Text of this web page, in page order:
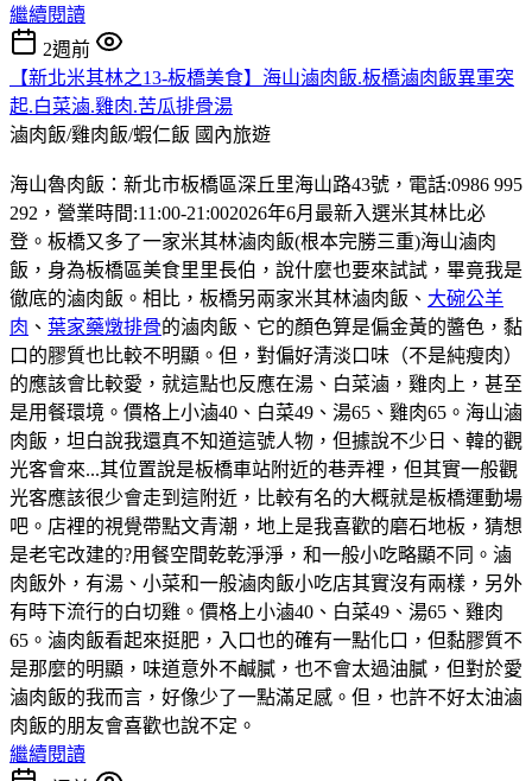
繼續閱讀
2週前
【新北米其林之13-板橋美食】海山滷肉飯.板橋滷肉飯異軍突
起.白菜滷.雞肉.苦瓜排骨湯
滷肉飯/雞肉飯/蝦仁飯 國內旅遊
海山魯肉飯：新北市板橋區深丘里海山路43號，電話:0986 995
292，營業時間:11:00-21:002026年6月最新入選米其林比必
登。板橋又多了一家米其林滷肉飯(根本完勝三重)海山滷肉
飯，身為板橋區美食里里長伯，說什麼也要來試試，畢竟我是
徹底的滷肉飯。相比，板橋另兩家米其林滷肉飯、 大碗公羊
肉 、 葉家藥燉排骨的滷肉飯、它的顏色算是偏金黃的醬色，黏
口的膠質也比較不明顯。但，對偏好清淡口味（不是純瘦肉）
的應該會比較愛，就這點也反應在湯、白菜滷，雞肉上，甚至
是用餐環境。價格上小滷40、白菜49、湯65、雞肉65。海山滷
肉飯，坦白說我還真不知道這號人物，但據說不少日、韓的觀
光客會來...其位置說是板橋車站附近的巷弄裡，但其實一般觀
光客應該很少會走到這附近，比較有名的大概就是板橋運動場
吧。店裡的視覺帶點文青潮，地上是我喜歡的磨石地板，猜想
是老宅改建的?用餐空間乾乾淨淨，和一般小吃略顯不同。滷
肉飯外，有湯、小菜和一般滷肉飯小吃店其實沒有兩樣，另外
有時下流行的白切雞。價格上小滷40、白菜49、湯65、雞肉
65。滷肉飯看起來挺肥，入口也的確有一點化口，但黏膠質不
是那麼的明顯，味道意外不鹹膩，也不會太過油膩，但對於愛
滷肉飯的我而言，好像少了一點滿足感。但，也許不好太油滷
肉飯的朋友會喜歡也說不定。
繼續閱讀